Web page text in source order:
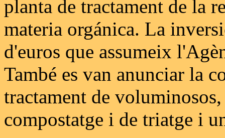
planta de tractament de la
materia orgánica. La
d'euros que assumeix
També es van anunciar la
tractament de
compostatge i de triatge i